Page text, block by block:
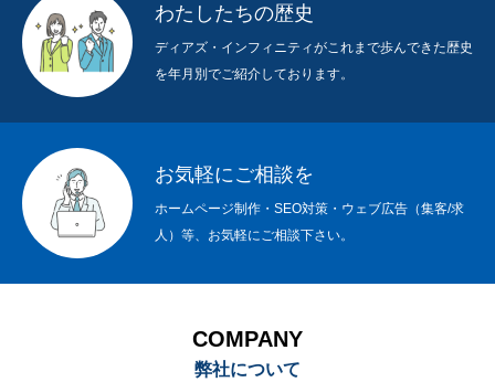
RECRUIT わたしたちの歴史
ディアズ・インフィニティがこれまで歩んできた歴史
を年月別でご紹介しております。
お気軽にご相談を
ホームページ制作・SEO対策・ウェブ広告（集客/求
人）等、お気軽にご相談下さい。
COMPANY
弊社について